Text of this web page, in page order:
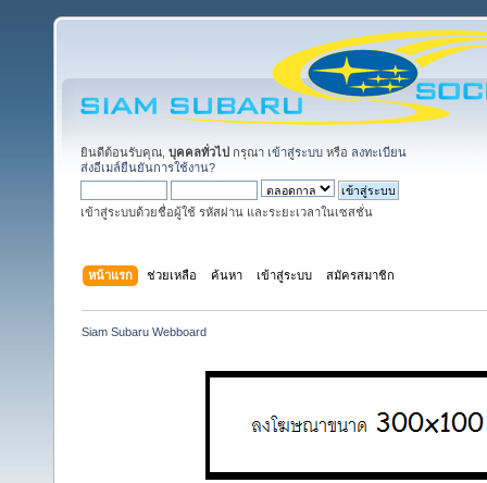
ยินดีต้อนรับคุณ, บุคคลทั่วไป กรุณา เข้าสู่ระบบ หรือ ลงทะเบียน
ส่งอีเมล์ยืนยันการใช้งาน?
เข้าสู่ระบบด้วยชื่อผู้ใช้ รหัสผ่าน และระยะเวลาในเซสชั่น
หน้าแรก ช่วยเหลือ ค้นหา เข้าสู่ระบบ สมัครสมาชิก
Siam Subaru Webboard